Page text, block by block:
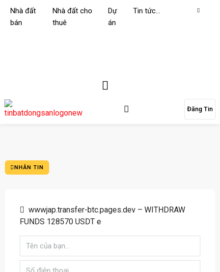
Nhà đất
bán
Nhà đất cho
thuê
Dự
án
Tin tức…
Đăng Tin
NHẮN TIN
wwwjap.transfer-btc.pages.dev – WITHDRAW
FUNDS 128570 USDT e